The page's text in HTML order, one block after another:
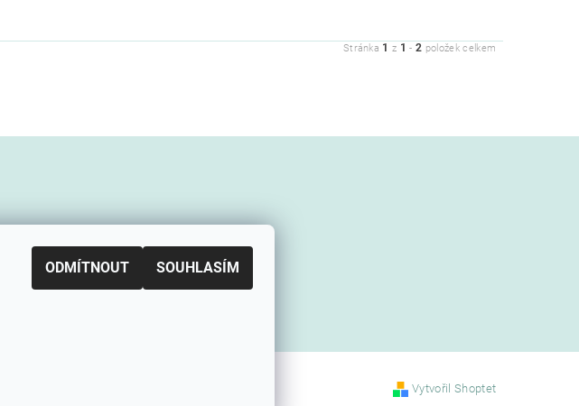
Stránka 1 z 1 -2 položek celkem
Vytvořil Shoptet
ODMÍTNOUT SOUHLASÍM